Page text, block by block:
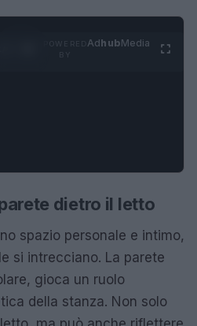
AdhubMedia
dietro il letto
spazio personale e intimo,
si intrecciano. La parete
gioca un ruolo
della stanza. Non solo